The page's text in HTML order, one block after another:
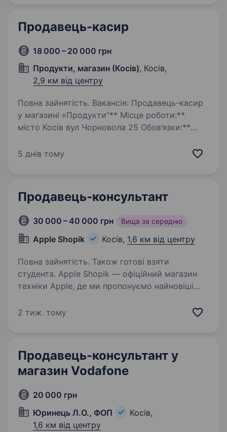
Продавець-касир
18 000 – 20 000 грн
Продукти, магазин (Косів), Косів,
2,9 км від центру
Повна зайнятість. Вакансія: Продавець-касир
у магазині «Продукти"** Місце роботи:**
місто Косів вул Чорновола 25 Обов’язки:**
Прийом та розміщення товарів на полицях
5 днів тому
Продавець-консультант
30 000 – 40 000 грн Вища за середню
Apple Shopik Косів, 1,6 км від центру
Повна зайнятість. Також готові взяти
студента. Apple Shopik — офіційний магазин
техніки Apple, де ми пропонуємо найновіші
Готові взяти без досвіду — у нас є команда,
2 тиж. тому
Продавець-консультант у
магазин Vodafone
20 000 грн
Юринець Л.О., ФОП
Косів,
1,6 км від центру